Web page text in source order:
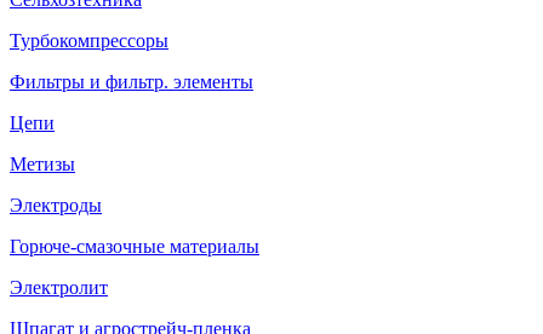
Турбокомпрессоры
Фильтры и фильтр. элементы
Цепи
Метизы
Электроды
Горюче-смазочные материалы
Электролит
Шпагат и агрострейч-пленка